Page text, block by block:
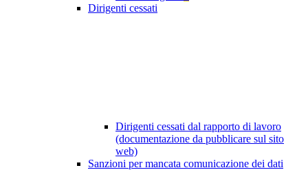
Dirigenti cessati
Dirigenti cessati dal rapporto di lavoro
(documentazione da pubblicare sul sito
web)
Sanzioni per mancata comunicazione dei dati